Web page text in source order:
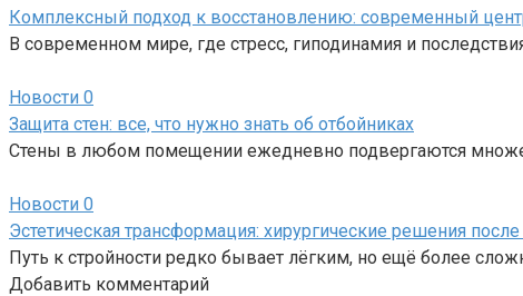
Комплексный подход к восстановлению: современный
В современном мире, где стресс, гиподинамия и
Новости 0
Защита стен: все, что нужно знать об отбойниках
Стены в любом помещении ежедневно подвергаются
Новости 0
Эстетическая трансформация: хирургические решения
Путь к стройности редко бывает лёгким, но ещё более
Добавить комментарий